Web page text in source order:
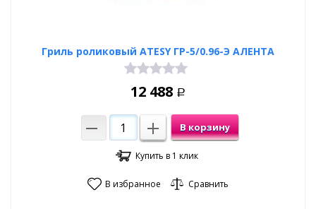
Гриль роликовый ATESY ГР-5/0.96-Э АЛЕНТА
12 488 Р
В корзину
Купить в 1 клик
В избранное Сравнить